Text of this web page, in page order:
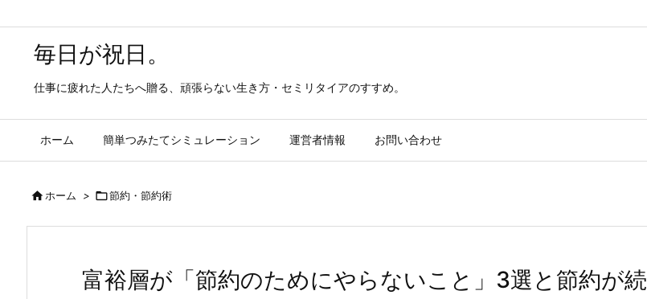
毎日が祝日。
仕事に疲れた人たちへ贈る、頑張らない生き方・セミリタイアのすすめ。
ホーム 簡単つみたてシミュレーション 運営者情報 お問い合わせ
ホーム > 節約・節約術
富裕層が「節約のためにやらないこと」3選と節約が続